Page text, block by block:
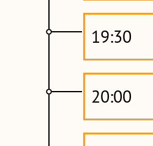
19:30
20:00